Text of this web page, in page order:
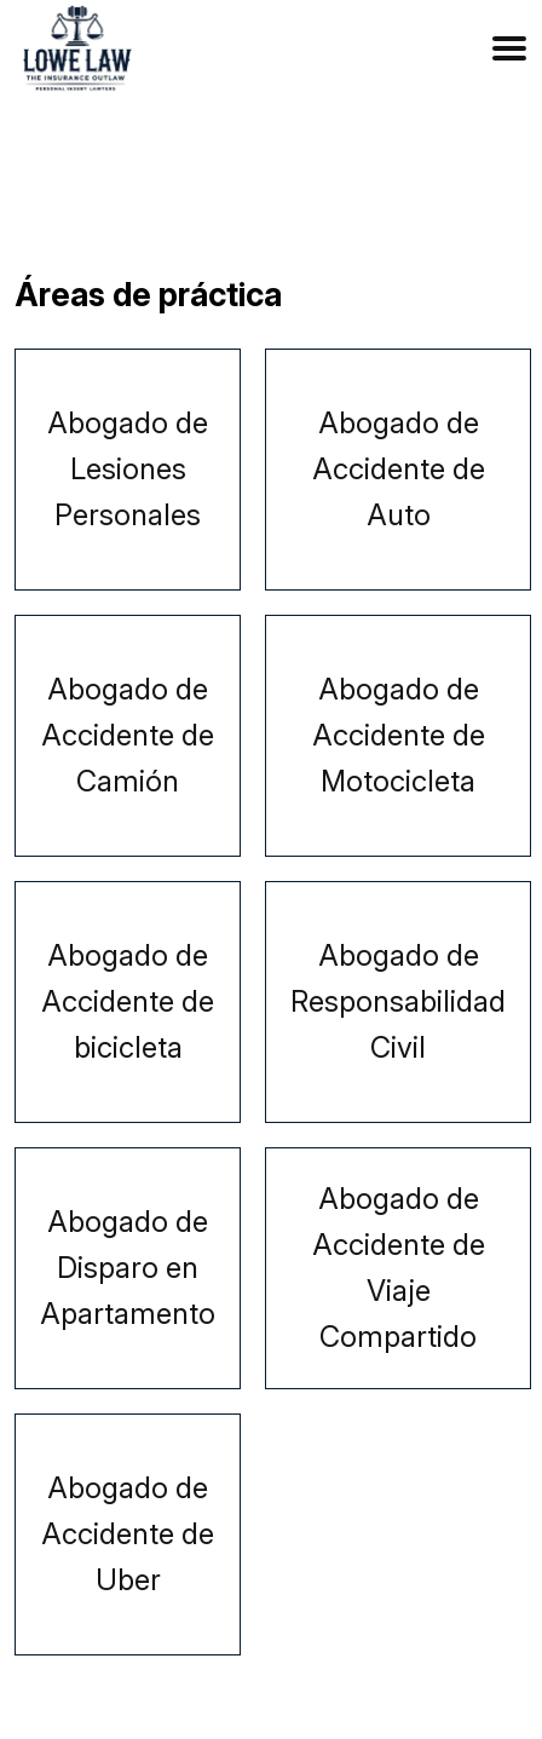
833-OUTLAW6
Áreas de práctica
Abogado de
Lesiones
Personales
Abogado de
Accidente de
Auto
Abogado de
Accidente de
Camión
Abogado de
Accidente de
Motocicleta
Abogado de
Accidente de
bicicleta
Abogado de
Responsabilidad
Civil
Abogado de
Disparo en
Apartamento
Abogado de
Accidente de
Viaje
Compartido
Abogado de
Accidente de
Uber